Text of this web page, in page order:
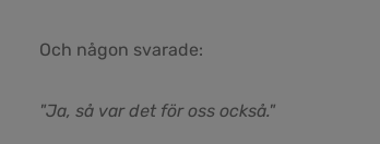
Och någon svarade:
"Ja, så var det för oss också."